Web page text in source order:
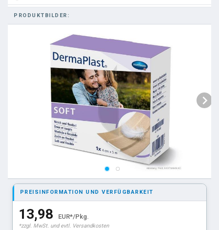
PRODUKTBILDER:
PREISINFORMATION UND VERFÜGBARKEIT
13,98 EUR*/Pkg.
*zzgl. MwSt. und evtl. Versandkosten